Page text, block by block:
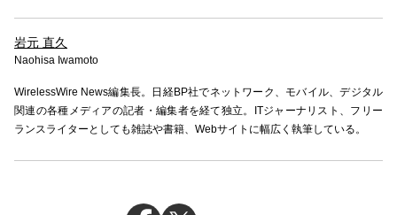
岩元 直久
Naohisa Iwamoto
WirelessWire News編集長。日経BP社でネットワーク、モバイル、デジタル
関連の各種メディアの記者・編集者を経て独立。ITジャーナリスト、フリー
ランスライターとしても雑誌や書籍、Webサイトに幅広く執筆している。